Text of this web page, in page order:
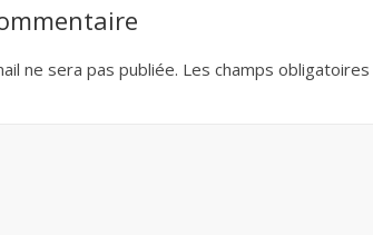
ne sera pas publiée. Les champs